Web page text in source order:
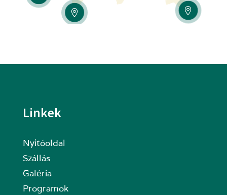
 
Linkek
Nyitóoldal
Szállás
Galéria
Programok